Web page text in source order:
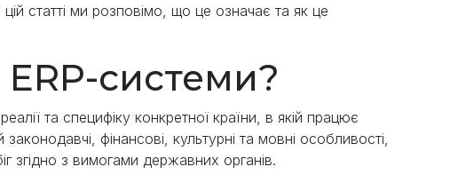
статті ми розповімо, що це означає та як це
ERP-системи?
та специфіку конкретної країни, в якій працює
фінансові, культурні та мовні особливості,
згідно з вимогами державних органів.